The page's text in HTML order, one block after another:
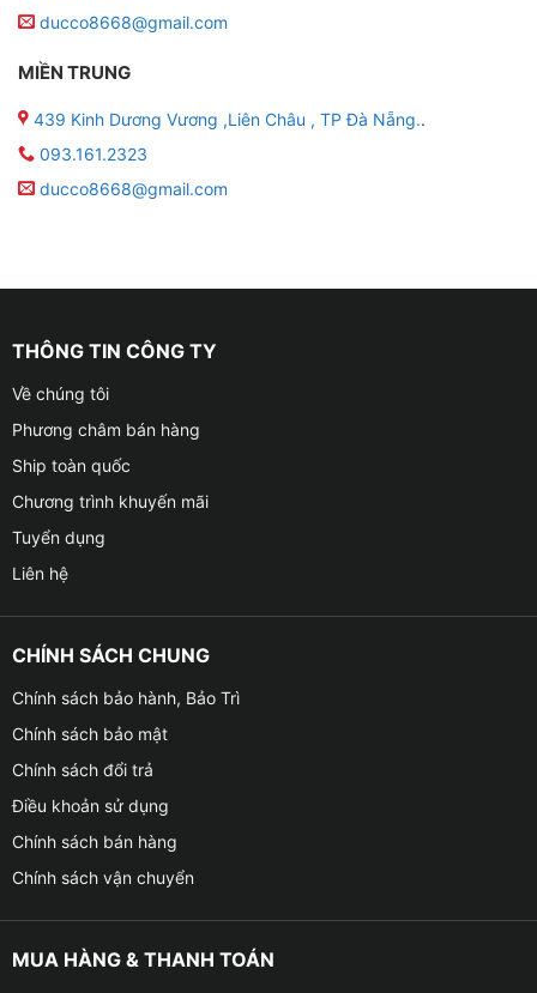
ducco8668@gmail.com
MIỀN TRUNG
439 Kinh Dương Vương ,Liên Châu , TP Đà Nẵng..
093.161.2323
ducco8668@gmail.com
THÔNG TIN CÔNG TY
Về chúng tôi
Phương châm bán hàng
Ship toàn quốc
Chương trình khuyến mãi
Tuyển dụng
Liên hệ
CHÍNH SÁCH CHUNG
Chính sách bảo hành, Bảo Trì
Chính sách bảo mật
Chính sách đổi trả
Điều khoản sử dụng
Chính sách bán hàng
Chính sách vận chuyển
MUA HÀNG & THANH TOÁN